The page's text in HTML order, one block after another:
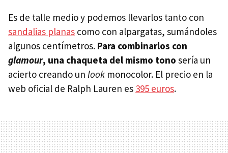
Es de talle medio y podemos llevarlos tanto con
sandalias planas como con alpargatas, sumándoles
algunos centímetros. Para combinarlos con
glamour, una chaqueta del mismo tono sería un
acierto creando un look monocolor. El precio en la
web oficial de Ralph Lauren es 395 euros.